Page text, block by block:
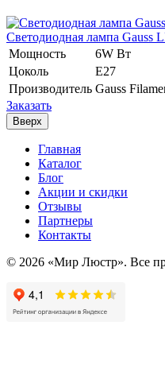
Светодиодная лампа Gauss
Мощность
6W Вт
Цоколь
E27
Производитель Gauss
Заказать
Вверх
Главная
Каталог
Блог
Акции и скидки
Отзывы
Партнеры
Контакты
© 2026 «Мир Люстр». Все